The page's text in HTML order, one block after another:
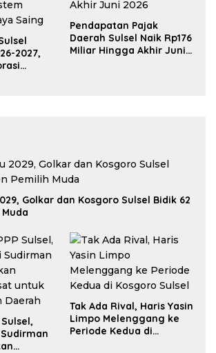
2027,
Pendapatan Pajak
Daerah Sulsel Naik Rp176
Miliar Hingga Akhir Juni
Golkar dan Kosgoro Sulsel Bidik 62
Tak Ada Rival, Haris Yasin
Limpo Melenggang ke
Periode Kedua di